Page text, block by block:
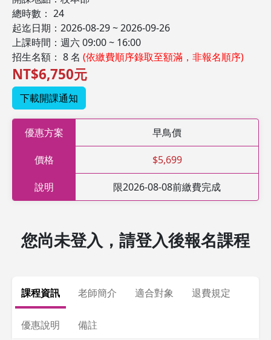
總時數： 24
起迄日期：2026-08-29 ~ 2026-09-26
上課時間：週六 09:00 ~ 16:00
招生名額： 8 名 (依繳費順序錄取至額滿，非報名順序)
NT$6,750元
下載開課通知
優惠方案 早鳥價
價格 $5,699
說明 限2026-08-08前繳費完成
您尚未登入，請登入後報名課程
課程資訊 老師簡介 適合對象 退費規定
優惠說明 備註